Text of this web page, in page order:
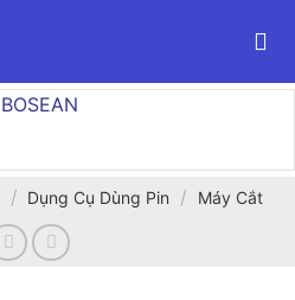
/ Dụng Cụ Dùng Pin / Máy Cắt